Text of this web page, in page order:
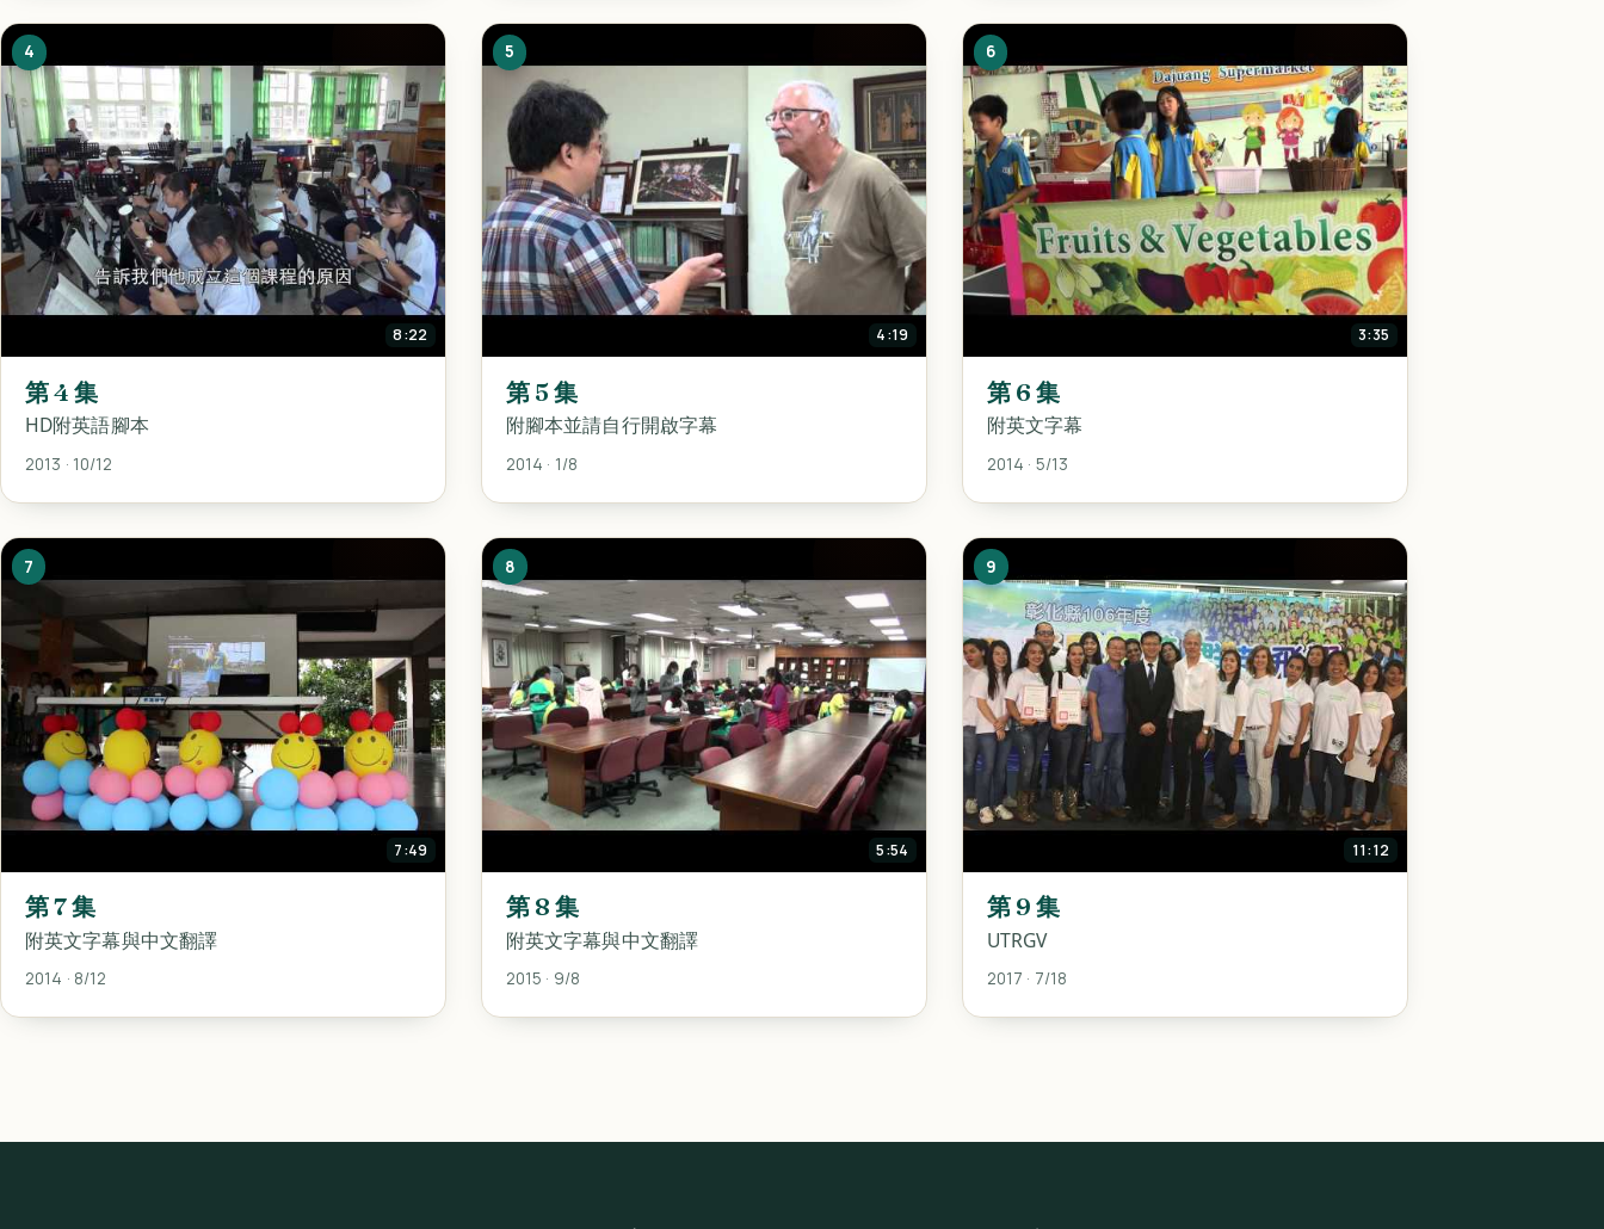
8:22
4
第 4 集
HD附英語腳本
2013 · 10/12
4:19
5
第 5 集
附腳本並請自行開啟字幕
2014 · 1/8
3:35
6
第 6 集
附英文字幕
2014 · 5/13
7:49
7
第 7 集
附英文字幕與中文翻譯
2014 · 8/12
5:54
8
第 8 集
附英文字幕與中文翻譯
2015 · 9/8
11:12
9
第 9 集
UTRGV
2017 · 7/18